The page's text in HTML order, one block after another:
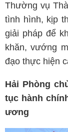
Thường vụ
tình hình, kịp
giải pháp để
khăn, vướng
đạo thực hiện
Hải Phòng
tục hành
ương